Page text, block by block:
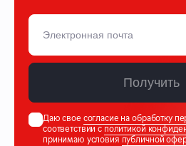
Получить
Даю свое согласие на обработку
соответствии сполитикой
принимаю условияпубличной